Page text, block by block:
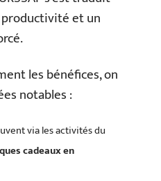
productivité et un
les bénéfices, on
notables :
via les activités du
cadeaux en